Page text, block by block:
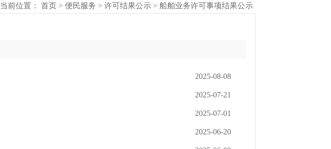
当前位置： 首页 > 便民服务 > 许可结果公示 > 船舶业务许可事项结果公示
2025-08-08
2025-07-21
2025-07-01
2025-06-20